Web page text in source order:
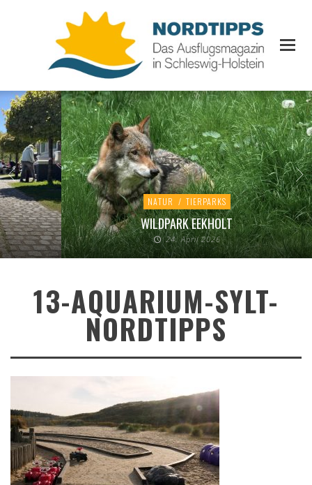
NATUR / TIERPARKS
WILDPARK EEKHOLT
24. April 2026
13-AQUARIUM-SYLT-
NORDTIPPS